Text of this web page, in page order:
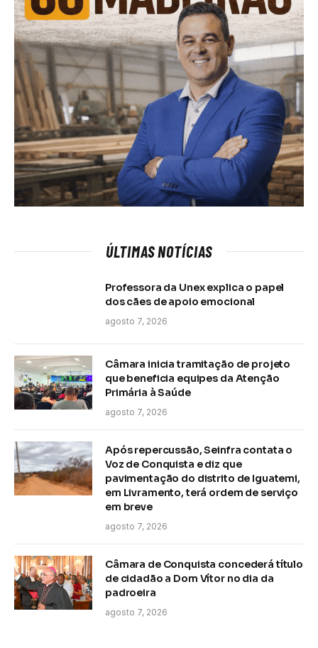
ÚLTIMAS NOTÍCIAS
Professora da Unex explica o papel
dos cães de apoio emocional
agosto 7, 2026
Câmara inicia tramitação de projeto
que beneficia equipes da Atenção
Primária à Saúde
agosto 7, 2026
Após repercussão, Seinfra contata o
Voz de Conquista e diz que
pavimentação do distrito de Iguatemi,
em Livramento, terá ordem de serviço
em breve
agosto 7, 2026
Câmara de Conquista concederá título
de cidadão a Dom Vítor no dia da
padroeira
agosto 7, 2026